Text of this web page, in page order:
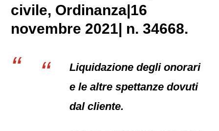
civile, Ordinanza|16
novembre 2021| n. 34668.
Liquidazione degli onorari
e le altre spettanze dovuti
dal cliente.